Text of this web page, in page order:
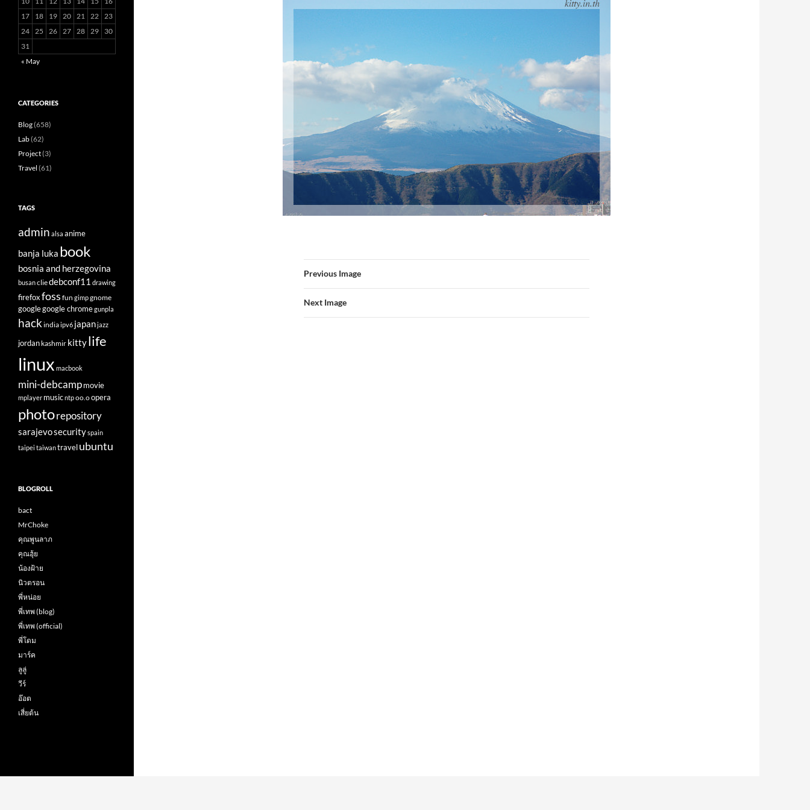
Previous Image
Next Image
17
18 19 20 21 22 23
24 25 26 27 28 29
30
31
« May
CATEGORIES
Blog(658)
Lab(62)
Project(3)
Travel (61)
TAGS
admin alsa anime
banja luka book
bosnia and herzegovina
busancliedebconf11 drawing
firefoxfoss fun gimpgnome
googlegoogle chromegunpla
hackindiaipv6 japanjazz
jordankashmir kittylife
linux macbook
mini-debcampmovie
mplayer musicntpoo.oopera
photorepository
sarajevosecurityspain
taipei taiwantravelubuntu
BLOGROLL
bact
MrChoke
คุณพูนลาภ
คุณฮุ้ย
น้องฝ้าย
นิวตรอน
พี่หน่อย
พี่เทพ (blog)
พี่เทพ (official)
พี่โดม
มาร์ค
ลูลู่
วีร์
อ๊อต
เสี่ยต้น